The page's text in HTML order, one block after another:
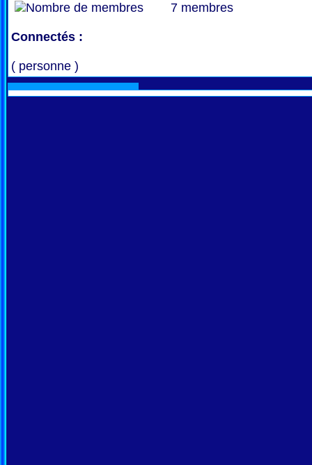
7 membres
Connectés :
( personne )